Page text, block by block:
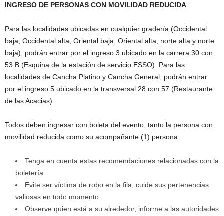
INGRESO DE PERSONAS CON MOVILIDAD REDUCIDA
Para las localidades ubicadas en cualquier gradería (Occidental
baja, Occidental alta, Oriental baja, Oriental alta, norte alta y norte
baja), podrán entrar por el ingreso 3 ubicado en la carrera 30 con
53 B (Esquina de la estación de servicio ESSO). Para las
localidades de Cancha Platino y Cancha General, podrán entrar
por el ingreso 5 ubicado en la transversal 28 con 57 (Restaurante
de las Acacias)
Todos deben ingresar con boleta del evento, tanto la persona con
movilidad reducida como su acompañante (1) persona.
Tenga en cuenta estas recomendaciones relacionadas con la
boletería
Evite ser víctima de robo en la fila, cuide sus pertenencias
valiosas en todo momento.
Observe quien está a su alrededor, informe a las autoridades